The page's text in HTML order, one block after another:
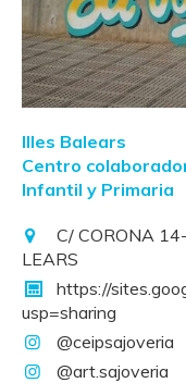
Illes Balears
Centro
Infantil y Primaria
C/ CORONA
LEARS
https://
usp=sharing
@ceipsajoveria
@art.sajoveria